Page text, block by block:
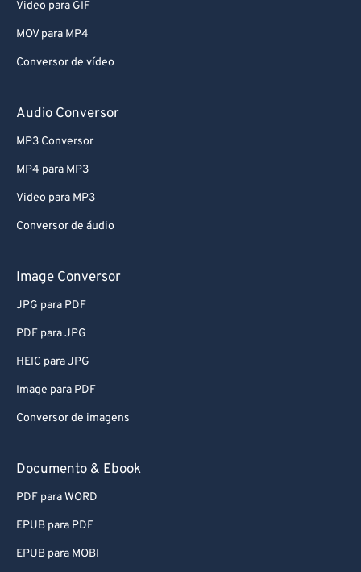
Video para GIF
MOV para MP4
Conversor de vídeo
Audio Conversor
MP3 Conversor
MP4 para MP3
Video para MP3
Conversor de áudio
Image Conversor
JPG para PDF
PDF para JPG
HEIC para JPG
Image para PDF
Conversor de imagens
Documento & Ebook
PDF para WORD
EPUB para PDF
EPUB para MOBI